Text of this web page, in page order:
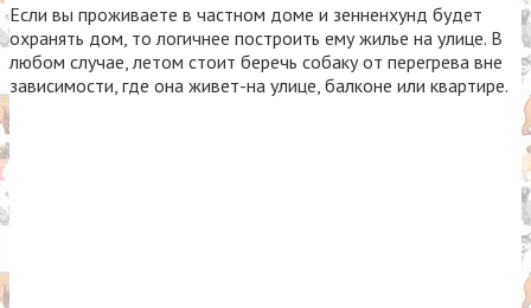
Если вы проживаете в частном доме и зенненхунд будет
охранять дом, то логичнее построить ему жилье на улице. В
любом случае, летом стоит беречь собаку от перегрева вне
зависимости, где она живет-на улице, балконе или квартире.